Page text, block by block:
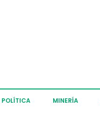
POLÍTICA MINERÍA